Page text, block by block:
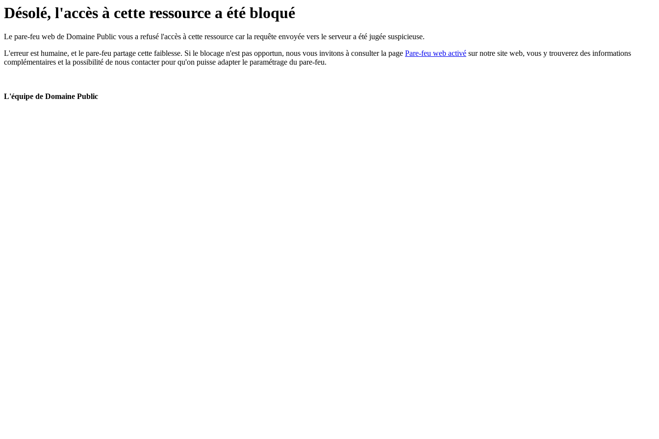
Désolé, l'accès à cette ressource a été bloqué
Le pare-feu web de Domaine Public vous a refusé l'accès à cette ressource car la requête envoyée vers le serveur a été jugée suspicieuse.
L'erreur est humaine, et le pare-feu partage cette faiblesse. Si le blocage n'est pas opportun, nous vous invitons à consulter la page Pare-feu web activé sur notre site web, vous y trouverez des informations
complémentaires et la possibilité de nous contacter pour qu'on puisse adapter le paramétrage du pare-feu.
L'équipe de Domaine Public